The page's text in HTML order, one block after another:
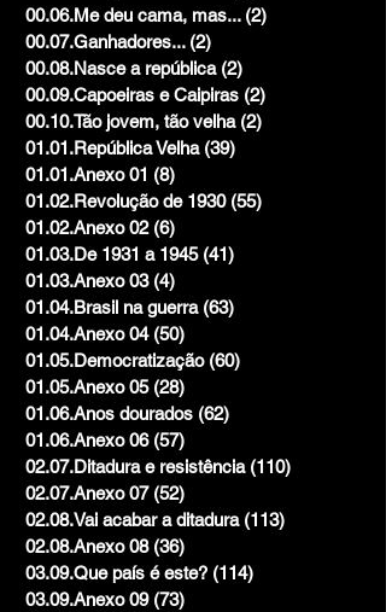
00.06.Me deu cama, mas... (2)
00.07.Ganhadores... (2)
00.08.Nasce a república (2)
00.09.Capoeiras e Caipiras (2)
00.10.Tão jovem, tão velha (2)
01.01.República Velha (39)
01.01.Anexo 01 (8)
01.02.Revolução de 1930 (55)
01.02.Anexo 02 (6)
01.03.De 1931 a 1945 (41)
01.03.Anexo 03 (4)
01.04.Brasil na guerra (63)
01.04.Anexo 04 (50)
01.05.Democratização (60)
01.05.Anexo 05 (28)
01.06.Anos dourados (62)
01.06.Anexo 06 (57)
02.07.Ditadura e resistência (110)
02.07.Anexo 07 (52)
02.08.Vai acabar a ditadura (113)
02.08.Anexo 08 (36)
03.09.Que país é este? (114)
03.09.Anexo 09 (73)